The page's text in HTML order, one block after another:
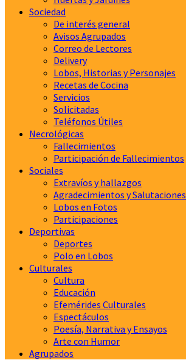
Sociedad
De interés general
Avisos Agrupados
Correo de Lectores
Delivery
Lobos, Historias y Personajes
Recetas de Cocina
Servicios
Solicitadas
Teléfonos Útiles
Necrológicas
Fallecimientos
Participación de Fallecimientos
Sociales
Extravíos y hallazgos
Agradecimientos y Salutaciones
Lobos en Fotos
Participaciones
Deportivas
Deportes
Polo en Lobos
Culturales
Cultura
Educación
Efemérides Culturales
Espectáculos
Poesía, Narrativa y Ensayos
Arte con Humor
Agrupados